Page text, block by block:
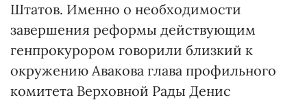
Штатов. Именно о необходимости
завершения реформы действующим
генпрокурором говорили близкий к
окружению Авакова глава профильного
комитета Верховной Рады Денис